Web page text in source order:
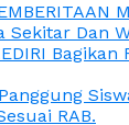
Sekitar Dan
Bagikan
RAB.